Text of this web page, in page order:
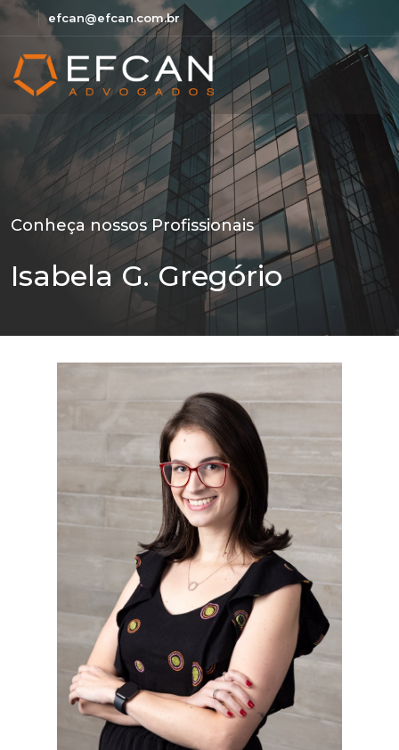
efcan@efcan.com.br
Conheça nossos Profissionais
Isabela G. Gregório